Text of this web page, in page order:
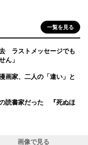
一覧を見る
ラストメッセージでも
ん」
画家、二人の「違い」と
読書家だった 『死ぬほ
画像で見る